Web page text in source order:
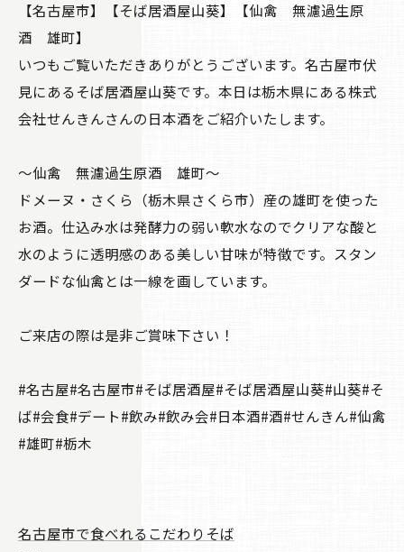
【名古屋市】【そば居酒屋山葵】【仙禽 無濾過生原
酒 雄町】
いつもご覧いただきありがとうございます。名古屋市伏
見にあるそば居酒屋山葵です。本日は栃木県にある株式
会社せんきんさんの日本酒をご紹介いたします。
～仙禽 無濾過生原酒 雄町～
ドメーヌ・さくら（栃木県さくら市）産の雄町を使った
お酒。仕込み水は発酵力の弱い軟水なのでクリアな酸と
水のように透明感のある美しい甘味が特徴です。スタン
ダードな仙禽とは一線を画しています。
ご来店の際は是非ご賞味下さい！
#名古屋#名古屋市#そば居酒屋#そば居酒屋山葵#山葵#そ
ば#会食#デート#飲み#飲み会#日本酒#酒#せんきん#仙禽
#雄町#栃木
名古屋市で食べれるこだわりそば